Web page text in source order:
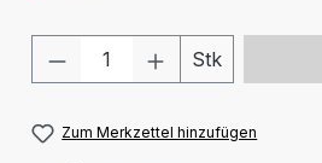
Produkt Anzahl:
Stk
Zum Merkzettel hinzufügen